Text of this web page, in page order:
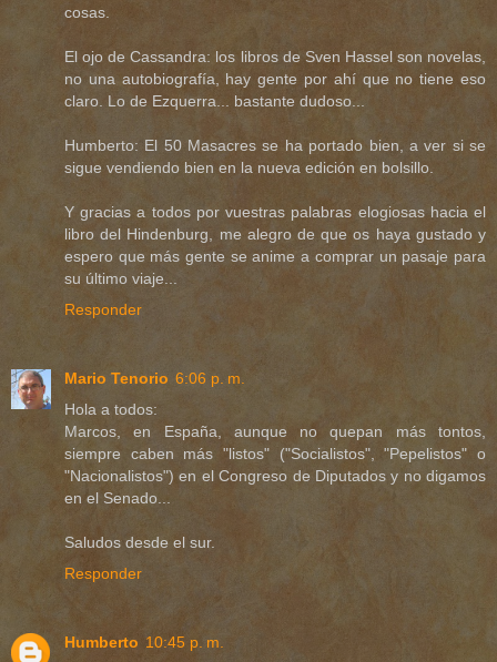
cosas.
El ojo de Cassandra: los libros de Sven Hassel son novelas,
no una autobiografía, hay gente por ahí que no tiene eso
claro. Lo de Ezquerra... bastante dudoso...
Humberto: El 50 Masacres se ha portado bien, a ver si se
sigue vendiendo bien en la nueva edición en bolsillo.
Y gracias a todos por vuestras palabras elogiosas hacia el
libro del Hindenburg, me alegro de que os haya gustado y
espero que más gente se anime a comprar un pasaje para
su último viaje...
Responder
Mario Tenorio 6:06 p. m.
Hola a todos:
Marcos, en España, aunque no quepan más tontos,
siempre caben más "listos" ("Socialistos", "Pepelistos" o
"Nacionalistos") en el Congreso de Diputados y no digamos
en el Senado...
Saludos desde el sur.
Responder
Humberto 10:45 p. m.